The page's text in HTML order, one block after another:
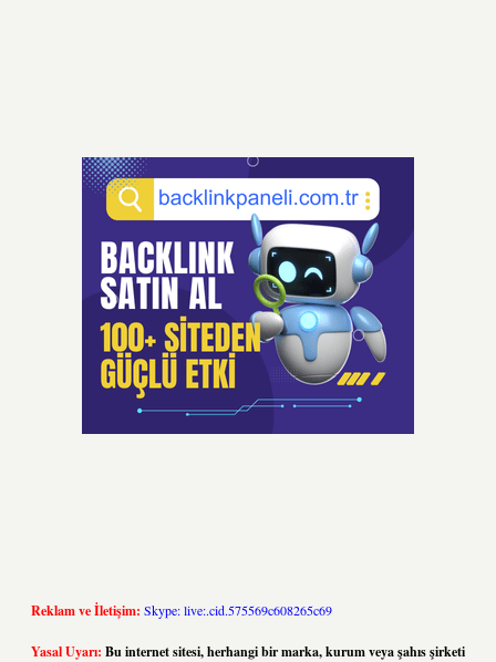
Reklam ve İletişim: Skype: live:.cid.575569c608265c69
Yasal Uyarı: Bu internet sitesi, herhangi bir marka, kurum veya şahıs şirketi